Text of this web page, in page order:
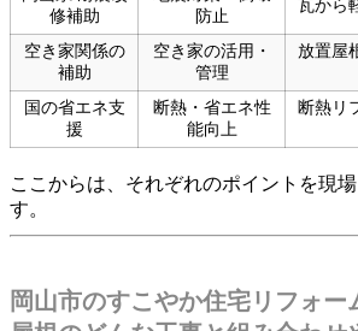
修補助
防止
瓦から
空き家関係の
補助
空き家の活用・
管理
放置屋
国の省エネ支
援
断熱・省エネ性
能向上
断熱リ
ここからは、それぞれのポイントを現
す。
岡山市のすこやか住宅リフォー